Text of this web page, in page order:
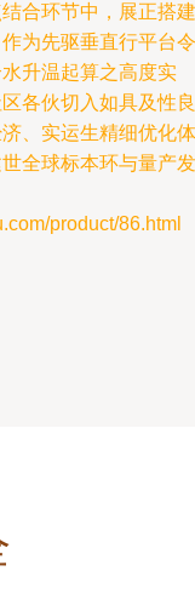
合环节中，展正搭建
为先驱垂直行平台令
升温起算之高度实
各伙切入如具及性良
、实运生精细优化体
全球标本环与量产发
product/86.html